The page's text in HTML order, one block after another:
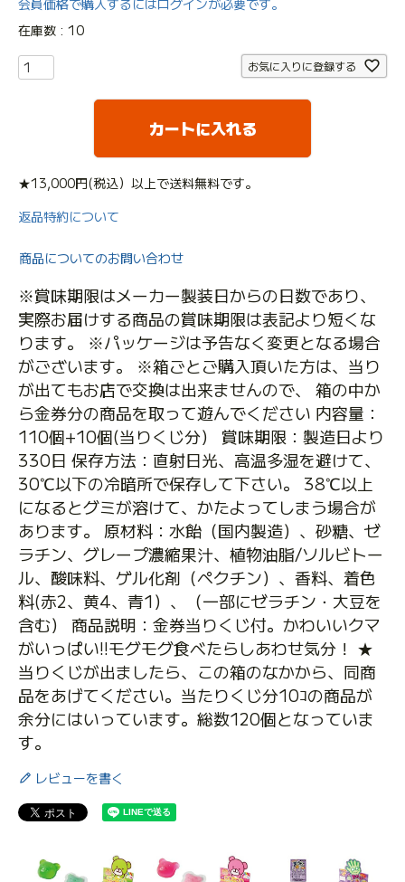
会員価格で購入するにはログインが必要です。
在庫数
10
お気に入りに登録する
カートに入れる
★13,000円(税込）以上で送料無料です。
返品特約について
商品についてのお問い合わせ
※賞味期限はメーカー製装日からの日数であり、
実際お届けする商品の賞味期限は表記より短くな
ります。 ※パッケージは予告なく変更となる場合
がございます。 ※箱ごとご購入頂いた方は、当り
が出てもお店で交換は出来ませんので、 箱の中か
ら金券分の商品を取って遊んでください 内容量：
110個+10個(当りくじ分） 賞味期限：製造日より
330日 保存方法：直射日光、高温多湿を避けて、
30℃以下の冷暗所で保存して下さい。 38℃以上
になるとグミが溶けて、かたよってしまう場合が
あります。 原材料：水飴（国内製造）、砂糖、ゼ
ラチン、グレープ濃縮果汁、植物油脂/ソルビトー
ル、酸味料、ゲル化剤（ペクチン）、香料、着色
料(赤2、黄4、青1）、（一部にゼラチン・大豆を
含む） 商品説明：金券当りくじ付。かわいいクマ
がいっぱい!!モグモグ食べたらしあわせ気分！ ★
当りくじが出ましたら、この箱のなかから、同商
品をあげてください。当たりくじ分10ｺの商品が
余分にはいっています。総数120個となっていま
す。
レビューを書く